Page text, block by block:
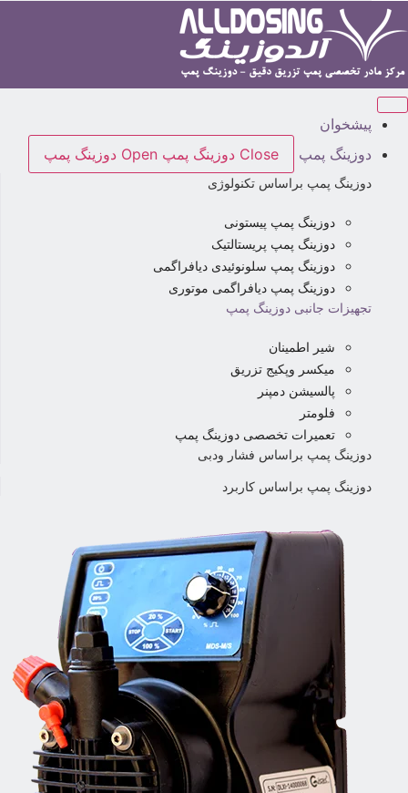
پیشخوان
دوزینگ پمپ
Close دوزینگ پمپ Open دوزینگ پمپ
دوزینگ پمپ براساس تکنولوژی
دوزینگ پمپ پیستونی
دوزینگ پمپ پریستالتیک
دوزینگ پمپ سلونوئیدی دیافراگمی
دوزینگ پمپ دیافراگمی موتوری
تجهیزات جانبی دوزینگ پمپ
شیر اطمینان
میکسر وپکیج تزریق
پالسیشن دمپنر
فلومتر
تعمیرات تخصصی دوزینگ پمپ
دوزینگ پمپ براساس فشار ودبی
دوزینگ پمپ براساس کاربرد